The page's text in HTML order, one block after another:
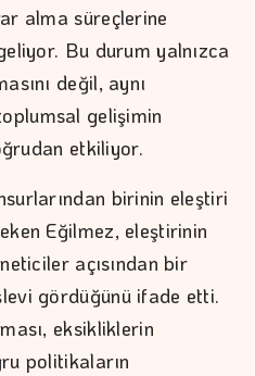
alma süreçlerine
Bu durum yalnızca
değil, aynı
gelişimin
etkiliyor.
birinin eleştiri
Eğilmez, eleştirinin
açısından bir
gördüğünü ifade etti.
eksikliklerin
politikaların